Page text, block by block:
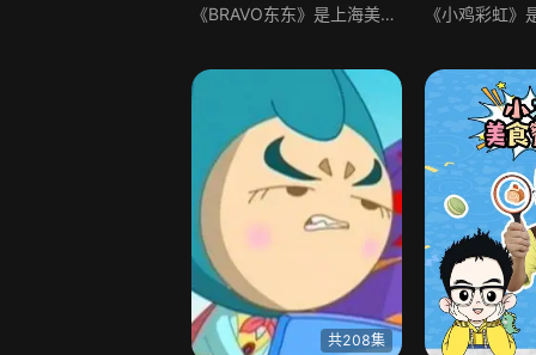
《BRAVO东东》是上海美术电影制片厂胡依红导演2002年推出的中学生题材动画，是继《我为歌狂》后的又一校园力作。这部聚焦14岁男孩女孩成长的动画，精心选取该敏感特殊人生段的普通小事，采用先期配音，融入时尚设计、音乐、时装、生活、网络等元素。主角东东是春菜中学初二学生，顶着乱发、眼神常走神、爱说奇话，调皮稀里糊涂、爱奇思妙想，渴望做大男人、向往朦胧爱情，成绩中等却偶尔闪光，故事围绕东东和同学梅兰、丝瓜、虾米等人及老师、父母展开。
共208集